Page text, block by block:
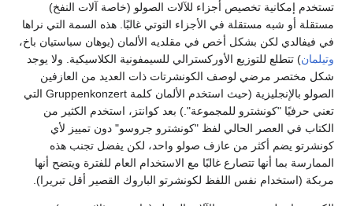
تستخدم إمكانية تخصيص أجزاء للآلات الصولو (خاصة آلات النفخ)
مستقلة أو شبه مستقلة في الأجزاء التوتي غالبًا. هذه السمة التي نراها
في فيفالدي لكن بشكل أخص في مقلديه الألمان (يوهان سباستيان باخ،
وتيلمان) تتطلع للتوزيع الأوركسترالي للسيمفونية الكلاسيكية. ولا يوجد
شكل مختصر مرضي لوصف الكونشرتات ذات العديد من العازفين
الصولو بالإنجليزية (حيث استخدم الألمان كلمة Gruppenkonzert التي
تعني حرفيًا "كونشترو للمجموعة".) بعد كوانتز، استخدم الكثير من
الكتاب في العصر الحالي لفظ "كونشترو جروسو" دون تمييز لأي
كونشرتو يضم أكثر من عازف صولو واحد، لكن يفضل تجنب هذه
الممارسة بما أنها تتصارع غالبًا مع الاستخدام العام للفترة ويتضح أنها
مربكة (استخدام نفس اللفظ لكونشرتو الباروك القصير أقل تبريرا).